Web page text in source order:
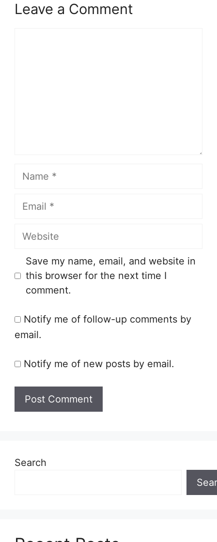
Leave a Comment
Name
Email
Website
Save my name, email, and website in
this browser for the next time I
comment.
Notify me of follow-up comments by
email.
Notify me of new posts by email.
Search